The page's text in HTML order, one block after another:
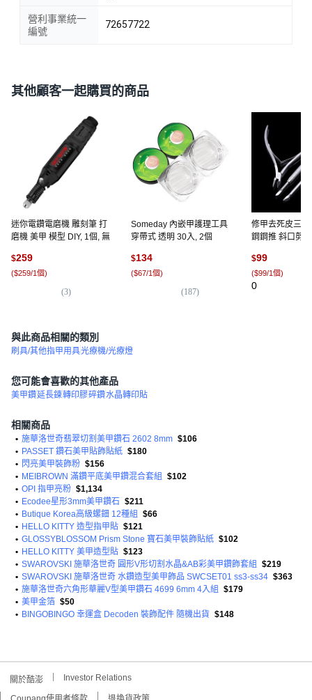
營利事業統一
編號
72657722
其他顧客一起購買的商品
迷你電鑽電磨機 雕刻筆 打
磨機 美甲 模型 DIY, 1個, 無
$259
($259/1個)
(3)
Someday 內嵌甲護理工具
穿帶式 透明 30入, 2個
$134
($67/1個)
(187)
修甲去死皮三件
鋼鋼推 斜口剪,
$99
($99/1個)
0
與此商品相關的類別
刷具/其他指甲用具光療機/光療燈
您可能會喜歡的其他產品
美甲鑽延長鍊轉印膠碎鑽水晶轉印貼
相關商品
• 施華洛世奇翡翠切割美甲鑽石 2602 8mm $106
• PASSET 鑽石美甲貼飾貼紙 $180
• 閃亮美甲裝飾粉 $156
• MEIBROWN 滿鑽平底美甲鑽混合套組
$102
• OPI 指甲亮粉 $1,134
• Ecodee星形3mm美甲鑽石 $211
• Butique Korea高級螺鈿 12種組
$66
• HELLO KITTY 造型指甲貼 $121
• GLOSSYBLOSSOM Prism Stone 寶石美甲裝飾貼紙 $102
• HELLO KITTY 美甲造型貼 $123
• SWAROVSKI 施華洛世奇 圓形V形切割水晶&AB彩美甲鑽飾套組
$219
• SWAROVSKI 施華洛世奇 水鑽造型美甲飾品 SWCSET01 ss3-ss34 $363
• 施華洛世奇六角形華麗V型美甲鑽石 4699 6mm 4入組
$179
• 美甲金箔 $50
• BINGOBINGO 幸運盒 Decoden 裝飾配件 隨機出貨 $148
關於酷澎 Investor Relations